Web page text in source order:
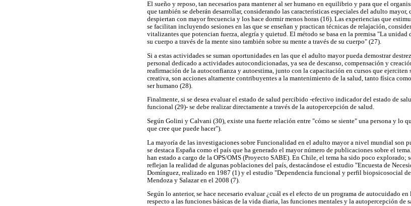
El sueño y reposo, tan necesarios para mantener al ser humano en equilibrio y para que el
que también se deberán desarrollar, considerando las características especiales del adulto
despiertan con mayor frecuencia y los hace dormir menos horas (16). Las experiencias que
se facilitan incluyendo sesiones en las que se enseñan y practican técnicas de relajación,
vitalizantes que potencian fuerza, alegría y quietud. El método se basa en la premisa "La unidad
su cuerpo a través de la mente sino también sobre su mente a través de su cuerpo" (27).
Si a estas actividades se suman oportunidades en las que el adulto mayor pueda demostrar
personal dedicado a actividades autocondicionadas, ya sea de descanso, compensación y
reafirmación de la autoconfianza y autoestima, junto con la capacitación en cursos que ejerciten
creativa, son acciones altamente contribuyentes a la mantenimiento de la salud, tanto física
ser humano (28).
Finalmente, si se desea evaluar el estado de salud percibido -efectivo indicador del estado de
funcional (29)- se debe realizar directamente a través de la autopercepción de salud.
Según Golini y Calvani (30), existe una fuerte relación entre "cómo se siente" una persona y lo
que cree que puede hacer").
La mayoría de las investigaciones sobre Funcionalidad en el adulto mayor a nivel mundial son
se destaca España como el país que ha generado el mayor número de publicaciones sobre el
han estado a cargo de la OPS/OMS (Proyecto SABE). En Chile, el tema ha sido poco explorado;
reflejan la realidad de algunas poblaciones del país, destacándose el estudio "Encuesta de
Domínguez, realizado en 1987 (1) y el estudio "Dependencia funcional y perfil biopsicosocial
Mendoza y Salazar en el 2008 (7).
Según lo anterior, se hace necesario evaluar ¿cuál es el efecto de un programa de autocuidado
respecto a las funciones básicas de la vida diaria, las funciones mentales y la autopercepción de